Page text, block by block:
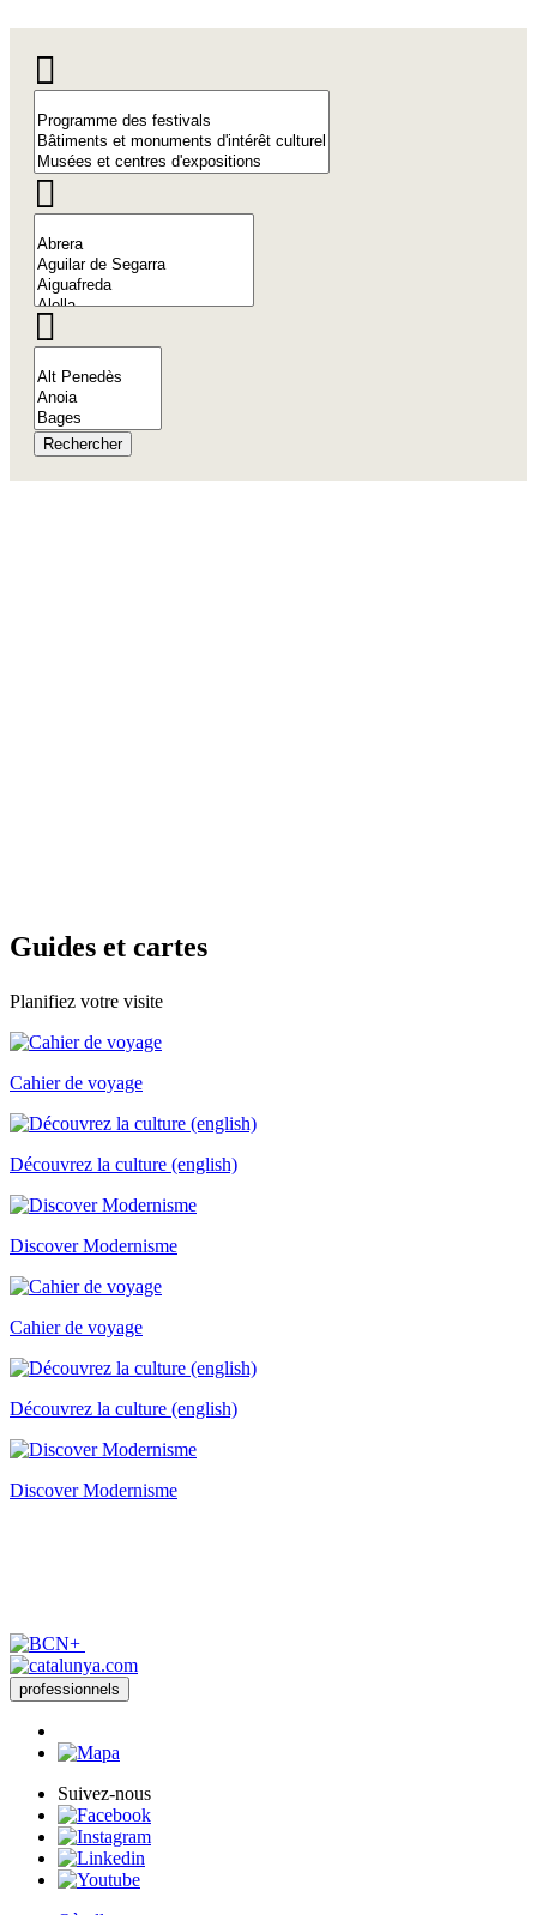
Rechercher
Guides et cartes
Planifiez votre visite
Cahier de voyage
Découvrez la culture (english)
Discover Modernisme
Cahier de voyage
Découvrez la culture (english)
Discover Modernisme
professionnels
Suivez-nous